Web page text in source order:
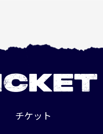
チケット